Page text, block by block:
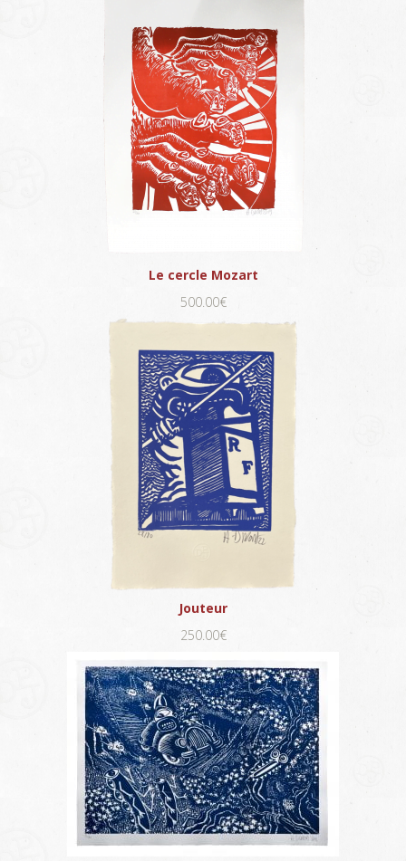
Le cercle Mozart
500.00€
Jouteur
250.00€